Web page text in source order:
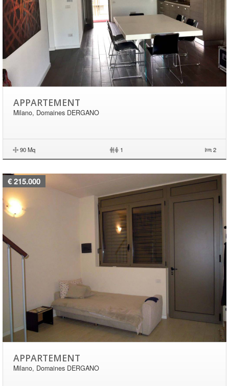
APPARTEMENT
Milano, Domaines DERGANO
90 Mq | 1 2
€ 215.000
APPARTEMENT
Milano, Domaines DERGANO